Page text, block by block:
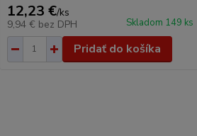
12,23 €/ks
9,94 € bez DPH Skladom 149 ks
Pridať do košíka